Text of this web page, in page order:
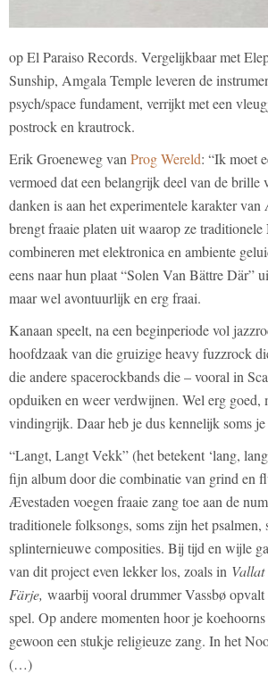
op El Paraiso Records. Vergelijkbaar met
Sunship, Amgala Temple leveren de
psych/space fundament, verrijkt met een
postrock en krautrock.
Erik Groeneweg van Prog Wereld: “Ik moet
vermoed dat een belangrijk deel van de brille
danken is aan het experimentele karakter
brengt fraaie platen uit waarop ze
combineren met elektronica en ambiente
eens naar hun plaat “Solen Van Bättre Där”
maar wel avontuurlijk en erg fraai.
Kanaan speelt, na een beginperiode vol
hoofdzaak van die gruizige heavy fuzzrock
die andere spacerockbands die – vooral in
opduiken en weer verdwijnen. Wel erg goed,
vindingrijk. Daar heb je dus kennelijk soms
“Langt, Langt Vekk” (het betekent ‘lang,
fijn album door die combinatie van grind en
Ævestaden voegen fraaie zang toe aan de
traditionele folksongs, soms zijn het psalmen,
splinternieuwe composities. Bij tijd en wijle
van dit project even lekker los, zoals in
Färje, waarbij vooral drummer Vassbø
spel. Op andere momenten hoor je
gewoon een stukje religieuze zang. In het
(…)